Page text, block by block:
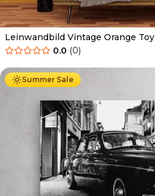
Leinwandbild Vintage Orange Toy
0.0 (0)
Summer Sale
Ab 39.90 € 34.90